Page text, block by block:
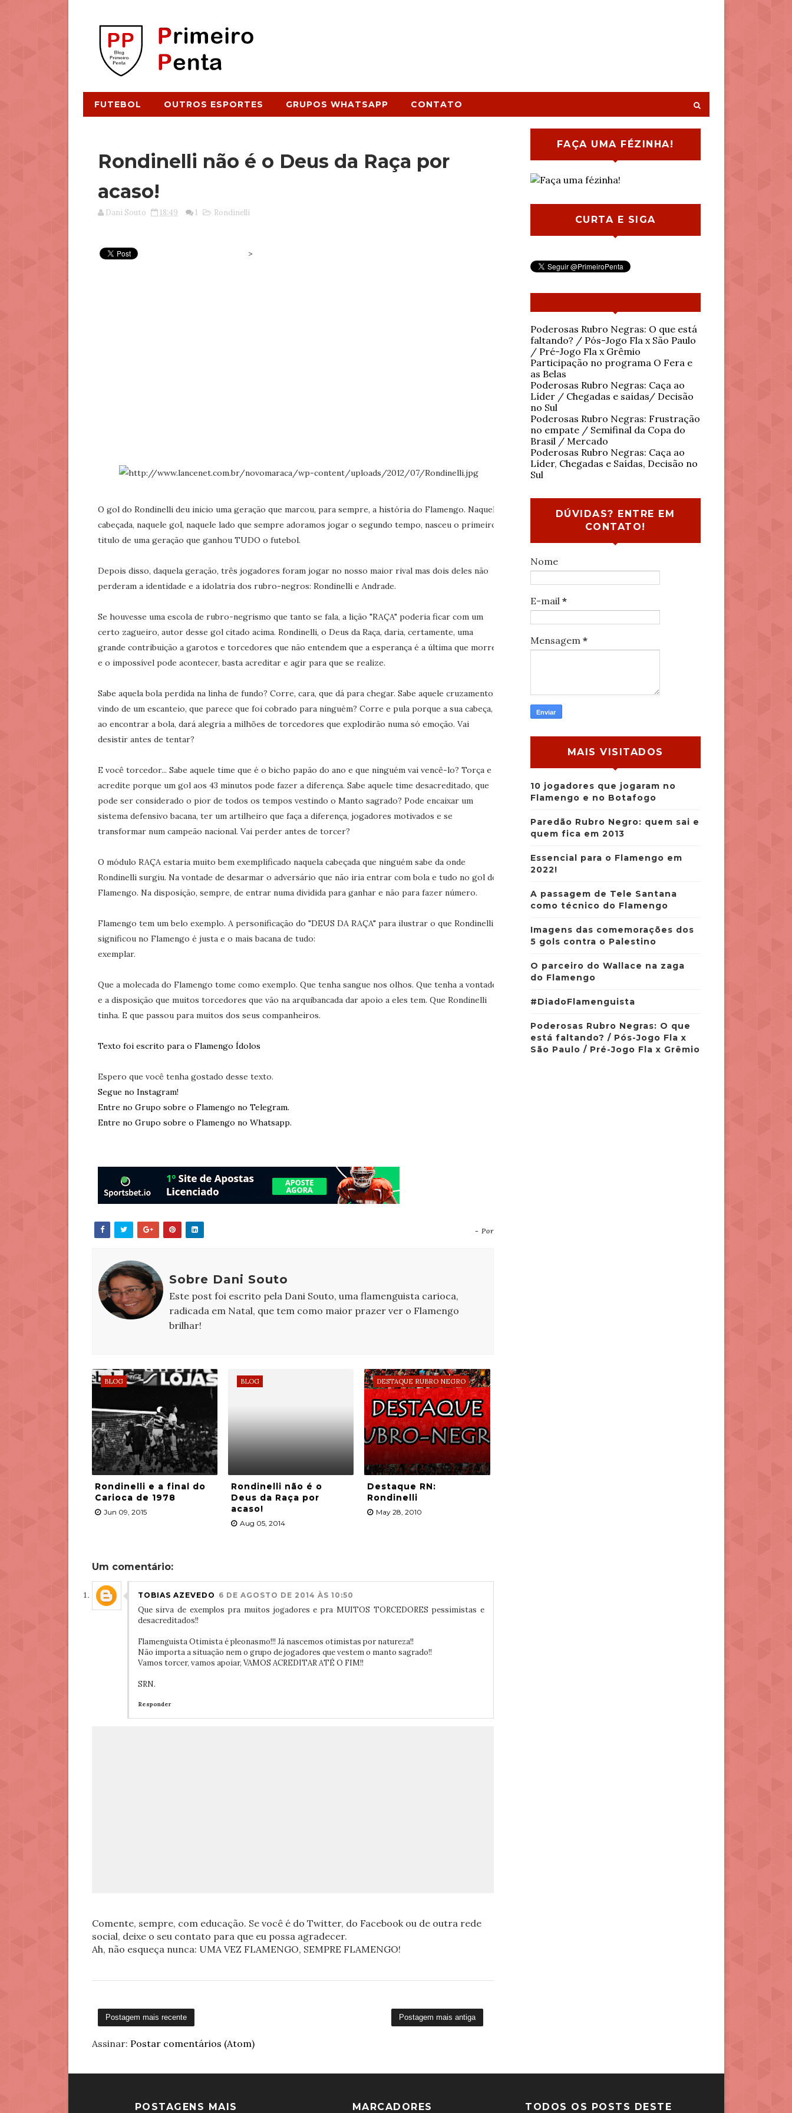
FUTEBOL OUTROS ESPORTES GRUPOS WHATSAPP CONTATO
Rondinelli não é o Deus da Raça por
acaso!
Dani Souto 18:49 1 Rondinelli
>
O gol do Rondinelli deu inicio uma geração que marcou, para sempre, a história do Flamengo. Naquela
cabeçada, naquele gol, naquele lado que sempre adoramos jogar o segundo tempo, nasceu o primeiro
titulo de uma geração que ganhou TUDO o futebol.
Depois disso, daquela geração, três jogadores foram jogar no nosso maior rival mas dois deles não
perderam a identidade e a idolatria dos rubro-negros: Rondinelli e Andrade.
Se houvesse uma escola de rubro-negrismo que tanto se fala, a lição "RAÇA" poderia ficar com um
certo zagueiro, autor desse gol citado acima. Rondinelli, o Deus da Raça, daria, certamente, uma
grande contribuição a garotos e torcedores que não entendem que a esperança é a última que morre
e o impossível pode acontecer, basta acreditar e agir para que se realize.
Sabe aquela bola perdida na linha de fundo? Corre, cara, que dá para chegar. Sabe aquele cruzamento,
vindo de um escanteio, que parece que foi cobrado para ninguém? Corre e pula porque a sua cabeça,
ao encontrar a bola, dará alegria a milhões de torcedores que explodirão numa só emoção. Vai
desistir antes de tentar?
E você torcedor... Sabe aquele time que é o bicho papão do ano e que ninguém vai vencê-lo? Torça e
acredite porque um gol aos 43 minutos pode fazer a diferença. Sabe aquele time desacreditado, que
pode ser considerado o pior de todos os tempos vestindo o Manto sagrado? Pode encaixar um
sistema defensivo bacana, ter um artilheiro que faça a diferença, jogadores motivados e se
transformar num campeão nacional. Vai perder antes de torcer?
O módulo RAÇA estaria muito bem exemplificado naquela cabeçada que ninguém sabe da onde
Rondinelli surgiu. Na vontade de desarmar o adversário que não iria entrar com bola e tudo no gol do
Flamengo. Na disposição, sempre, de entrar numa dividida para ganhar e não para fazer número.
Flamengo tem um belo exemplo. A personificação do "DEUS DA RAÇA" para ilustrar o que Rondinelli
significou no Flamengo é justa e o mais bacana de tudo:
exemplar.
Que a molecada do Flamengo tome como exemplo. Que tenha sangue nos olhos. Que tenha a vontade
e a disposição que muitos torcedores que vão na arquibancada dar apoio a eles tem. Que Rondinelli
tinha. E que passou para muitos dos seus companheiros.
Texto foi escrito para o Flamengo Ídolos
Espero que você tenha gostado desse texto.
Segue no Instagram!
Entre no Grupo sobre o Flamengo no Telegram.
Entre no Grupo sobre o Flamengo no Whatsapp.
- Por
Sobre Dani Souto
Este post foi escrito pela Dani Souto, uma flamenguista carioca,
radicada em Natal, que tem como maior prazer ver o Flamengo
brilhar!
BLOG
Rondinelli e a final do
Carioca de 1978
Jun 09, 2015
BLOG
Rondinelli não é o
Deus da Raça por
acaso!
Aug 05, 2014
DESTAQUE RUBRO NEGRO
Destaque RN:
Rondinelli
May 28, 2010
Um comentário:
TOBIAS AZEVEDO 6 DE AGOSTO DE 2014 ÀS 10:50
Que sirva de exemplos pra muitos jogadores e pra MUITOS TORCEDORES pessimistas e
desacreditados!!
Flamenguista Otimista é pleonasmo!!! Já nascemos otimistas por natureza!!
Não importa a situação nem o grupo de jogadores que vestem o manto sagrado!!
Vamos torcer, vamos apoiar, VAMOS ACREDITAR ATÉ O FIM!!
SRN.
Responder
Comente, sempre, com educação. Se você é do Twitter, do Facebook ou de outra rede
social, deixe o seu contato para que eu possa agradecer.
Ah, não esqueça nunca: UMA VEZ FLAMENGO, SEMPRE FLAMENGO!
Postagem mais recente Postagem mais antiga
Assinar: Postar comentários (Atom)
FAÇA UMA FÉZINHA!
CURTA E SIGA
Poderosas Rubro Negras: O que está
faltando? / Pós-Jogo Fla x São Paulo
/ Pré-Jogo Fla x Grêmio
Participação no programa O Fera e
as Belas
Poderosas Rubro Negras: Caça ao
Líder / Chegadas e saídas/ Decisão
no Sul
Poderosas Rubro Negras: Frustração
no empate / Semifinal da Copa do
Brasil / Mercado
Poderosas Rubro Negras: Caça ao
Líder, Chegadas e Saídas, Decisão no
Sul
DÚVIDAS? ENTRE EM
CONTATO!
Nome
E-mail *
Mensagem *
MAIS VISITADOS
10 jogadores que jogaram no
Flamengo e no Botafogo
Paredão Rubro Negro: quem sai e
quem fica em 2013
Essencial para o Flamengo em
2022!
A passagem de Tele Santana
como técnico do Flamengo
Imagens das comemorações dos
5 gols contra o Palestino
O parceiro do Wallace na zaga
do Flamengo
#DiadoFlamenguista
Poderosas Rubro Negras: O que
está faltando? / Pós-Jogo Fla x
São Paulo / Pré-Jogo Fla x Grêmio
POSTAGENS MAIS MARCADORES TODOS OS POSTS DESTE